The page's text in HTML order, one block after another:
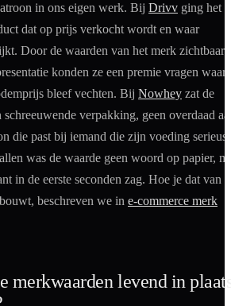
in ons eigen werk. Bij Drivv ging het
dat op prijs verkocht wordt en waar
Door de waarden van het merk zichtbaar
konden ze een premie vragen waar
bleef vechten. Bij Nowhey zat de
schreeuwende verpakking, geen overdaad
die past bij iemand die zijn voeding serieus
was de waarde geen woord op papier,
in de eerste seconden zag. Hoe je dat van
beschreven we in e-commerce merk
merkwaarden levend in